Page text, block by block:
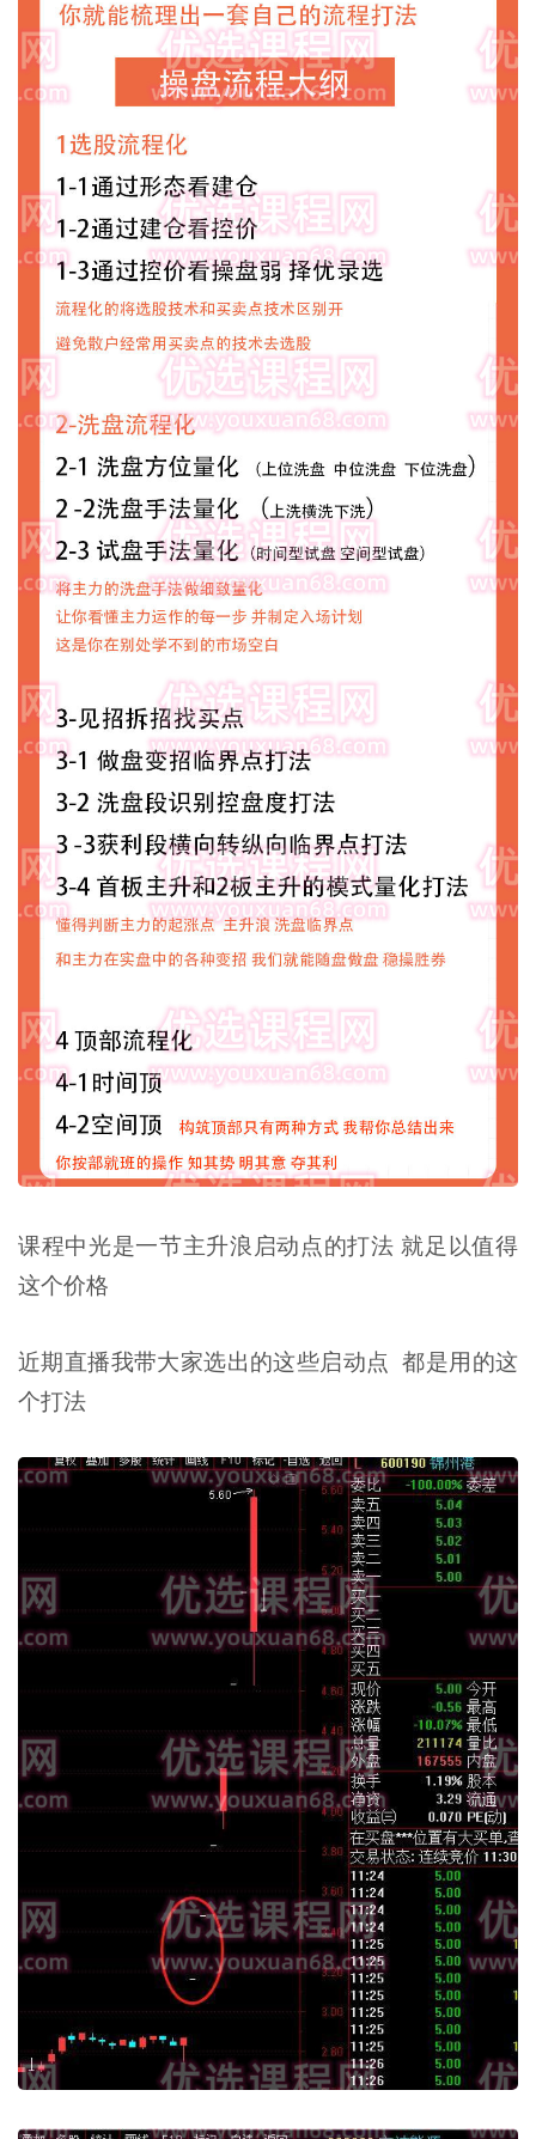
课程中光是一节主升浪启动点的打法 就足以值得
这个价格
近期直播我带大家选出的这些启动点 都是用的这
个打法